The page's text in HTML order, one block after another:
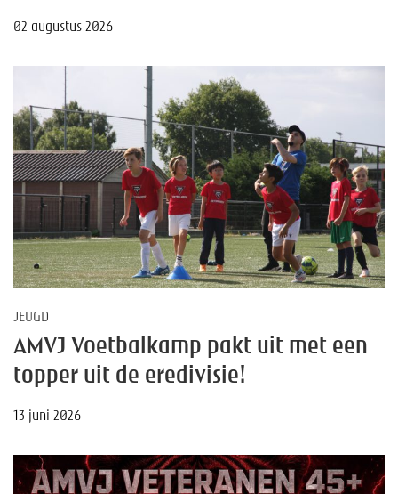
02 augustus 2026
JEUGD
AMVJ Voetbalkamp pakt uit met een
topper uit de eredivisie!
13 juni 2026